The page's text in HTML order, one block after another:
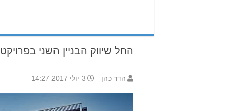
החל שיווק הבניין השני בפרויקט ECO גבעת שמואל
הדר כהן 3 יולי 2017 14:27